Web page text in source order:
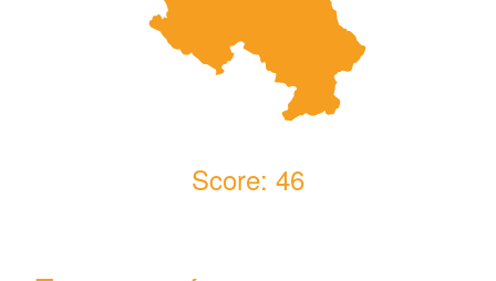
Slovenščina
Score: 46